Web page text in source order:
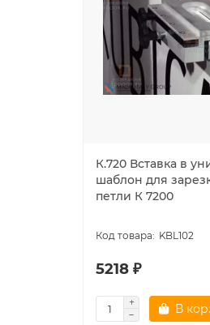
К.720 Вставка в
шаблон для
петли К 7200
KBL102
5218 ₽
В